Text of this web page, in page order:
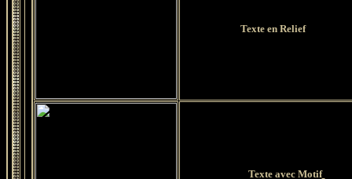
Texte en Relief
Texte avec Motif